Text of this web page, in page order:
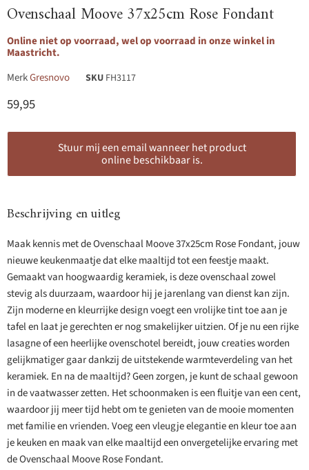
Ovenschaal Moove 37x25cm Rose Fondant
Online niet op voorraad, wel op voorraad in onze winkel in
Maastricht.
MerkGresnovo SKU FH3117
Huidige prijs
59,95
Stuur mij een email wanneer het product
online beschikbaar is.
Beschrijving en uitleg
Maak kennis met de Ovenschaal Moove 37x25cm Rose Fondant, jouw
nieuwe keukenmaatje dat elke maaltijd tot een feestje maakt.
Gemaakt van hoogwaardig keramiek, is deze ovenschaal zowel
stevig als duurzaam, waardoor hij je jarenlang van dienst kan zijn.
Zijn moderne en kleurrijke design voegt een vrolijke tint toe aan je
tafel en laat je gerechten er nog smakelijker uitzien. Of je nu een rijke
lasagne of een heerlijke ovenschotel bereidt, jouw creaties worden
gelijkmatiger gaar dankzij de uitstekende warmteverdeling van het
keramiek. En na de maaltijd? Geen zorgen, je kunt de schaal gewoon
in de vaatwasser zetten. Het schoonmaken is een fluitje van een cent,
waardoor jij meer tijd hebt om te genieten van de mooie momenten
met familie en vrienden. Voeg een vleugje elegantie en kleur toe aan
je keuken en maak van elke maaltijd een onvergetelijke ervaring met
de Ovenschaal Moove Rose Fondant.